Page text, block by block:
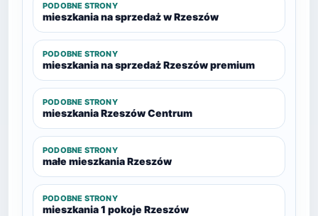
PODOBNE STRONY
mieszkania na sprzedaż w Rzeszów
PODOBNE STRONY
mieszkania na sprzedaż Rzeszów premium
PODOBNE STRONY
mieszkania Rzeszów Centrum
PODOBNE STRONY
małe mieszkania Rzeszów
PODOBNE STRONY
mieszkania 1 pokoje Rzeszów